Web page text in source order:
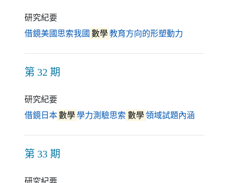
研究紀要
借鏡美國思索我國 數學教育方向的形塑動力
第 32 期
研究紀要
借鏡日本數學學力測驗思索 數學 領域試題內涵（另開新
第 33 期
研究紀要